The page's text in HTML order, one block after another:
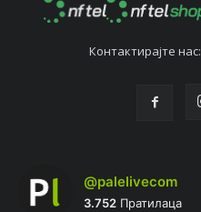
Контактирајтe нас:
@palelivecom
3.752 Пратилаца